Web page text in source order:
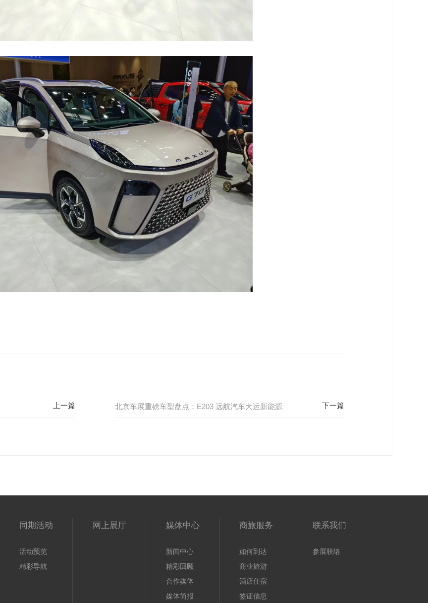
北京车展重磅车型盘点：E203 远航汽车大运新能源
同期活动
活动预览
精彩导航
网上展厅 媒体中心
新闻中心
精彩回顾
合作媒体
媒体简报
商旅服务
如何到达
商业旅游
酒店住宿
签证信息
联系我们
参展联络